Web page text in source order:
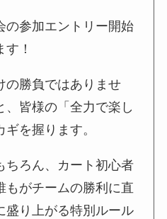
の参加エントリー開始
！
の勝負ではありませ
、皆様の「全力で楽し
を握ります。
ちろん、カート初心者
もがチームの勝利に直
盛り上がる特別ルール